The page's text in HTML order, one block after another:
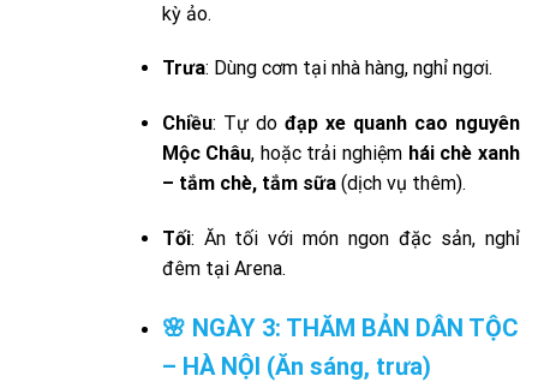
kỳ ảo.
Trưa: Dùng cơm tại nhà hàng, nghỉ ngơi.
Chiều: Tự do đạp xe quanh cao nguyên
Mộc Châu, hoặc trải nghiệm hái chè xanh
– tắm chè, tắm sữa(dịch vụ thêm).
Tối: Ăn tối với món ngon đặc sản, nghỉ
đêm tại Arena.
🌸 NGÀY 3: THĂM BẢN DÂN TỘC
– HÀ NỘI (Ăn sáng, trưa)